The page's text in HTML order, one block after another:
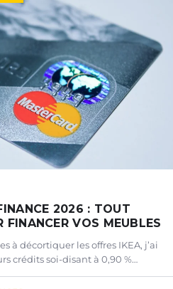
2026 : TOUT
FINANCER VOS MEUBLES
à décortiquer les offres IKEA, j’ai
crédits soi-disant à 0,90 %…